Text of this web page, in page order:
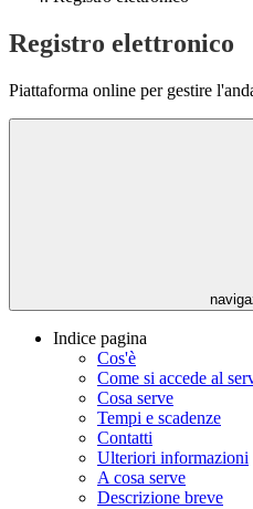
Registro elettronico
Piattaforma online per gestire
Indice pagina
Cos'è
Come si accede al
Cosa serve
Tempi e scadenze
Contatti
Ulteriori informazioni
A cosa serve
Descrizione breve